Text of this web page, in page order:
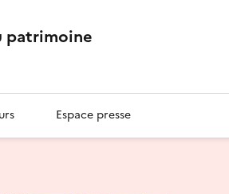
patrimoine
Espace presse